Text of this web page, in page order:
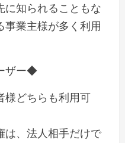
に知られることもな
事業主様が多く利用
ザー◆
様どちらも利用可
は、法人相手だけで